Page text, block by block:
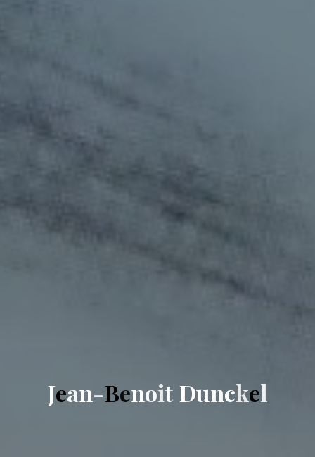
Jean-Benoit Dunckel